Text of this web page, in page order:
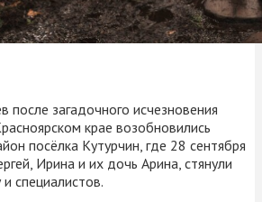
после загадочного исчезновения
крае возобновились
посёлка Кутурчин, где 28 сентября
Ирина и их дочь Арина, стянули
специалистов.